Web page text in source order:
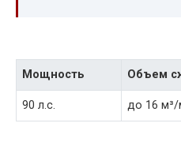
Мощность Объем
90 л.с. до 16 м³/